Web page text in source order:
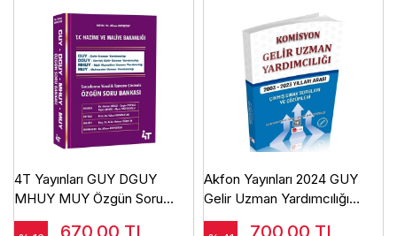
4T Yayınları GUY DGUY
MHUY MUY Özgün Soru
Bankası - Alican Dovletov 4T
670,00 TL
Akfon Yayınları 2024 GUY
Gelir Uzman Yardımcılığı
Çıkmış Sorular Çözümlü
700,00 TL